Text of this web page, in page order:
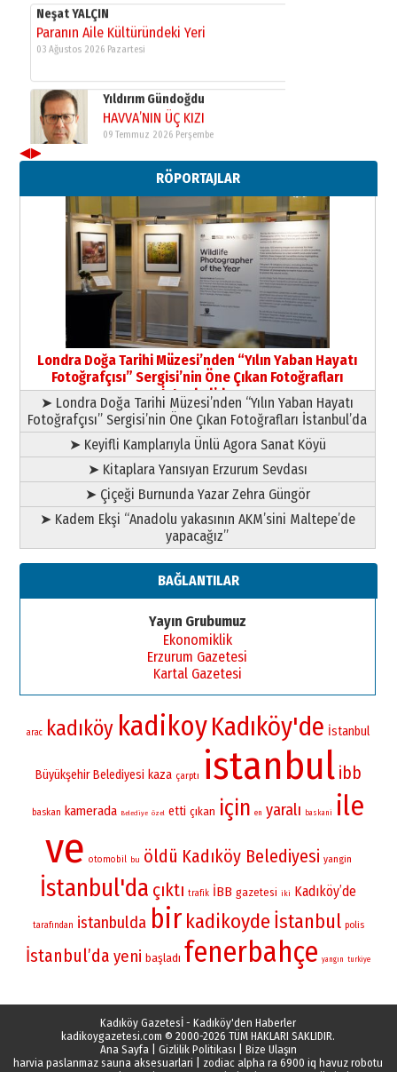
HAVVA’NIN ÜÇ KIZI
09 Temmuz 2026 Perşembe
Şampiyonluk Sebahattin Şirin’e
yazar
11 Mayıs 2026 Pazartesi
Neşat YALÇIN
Paranın Aile Kültüründeki Yeri
03 Ağustos 2026 Pazartesi
Yıldırım Gündoğdu
HAVVA’NIN ÜÇ KIZI
09 Temmuz 2026 Perşembe
Yusuf POLAT
Şampiyonluk Sebahattin Şirin’e
yazar
11 Mayıs 2026 Pazartesi
◀▶
RÖPORTAJLAR
Londra Doğa Tarihi Müzesi’nden “Yılın Yaban Hayatı
Fotoğrafçısı” Sergisi’nin Öne Çıkan Fotoğrafları
İstanbul’da
➤ Londra Doğa Tarihi Müzesi’nden “Yılın Yaban Hayatı
Fotoğrafçısı” Sergisi’nin Öne Çıkan Fotoğrafları İstanbul’da
➤ Keyifli Kamplarıyla Ünlü Agora Sanat Köyü
➤ Kitaplara Yansıyan Erzurum Sevdası
➤ Çiçeği Burnunda Yazar Zehra Güngör
➤ Kadem Ekşi “Anadolu yakasının AKM’sini Maltepe’de
yapacağız”
BAĞLANTILAR
Yayın Grubumuz
Ekonomiklik
Erzurum Gazetesi
Kartal Gazetesi
arac kadıköy kadikoyKadıköy'de İstanbul
Büyükşehir Belediyesi kaza çarptı istanbul ibb
baskan kamerada Belediye özel etti çıkan için en yaralı baskani ile
ve otomobil bu öldü Kadıköy Belediyesi yangin
İstanbul'da çıktı trafik İBB gazetesi iki Kadıköy’de
tarafından istanbulda bir kadikoydeİstanbul polis
İstanbul’da yeni başladı fenerbahçe yangın turkiye
Kadıköy Gazetesİ - Kadıköy'den Haberler
kadikoygazetesi.com © 2000-2026 TÜM HAKLARI SAKLIDIR.
Ana Sayfa| Gizlilik Politikası
Bize Ulaşın
harvia paslanmaz sauna aksesuarlari
zodiac alpha ra 6900 iq havuz robotu